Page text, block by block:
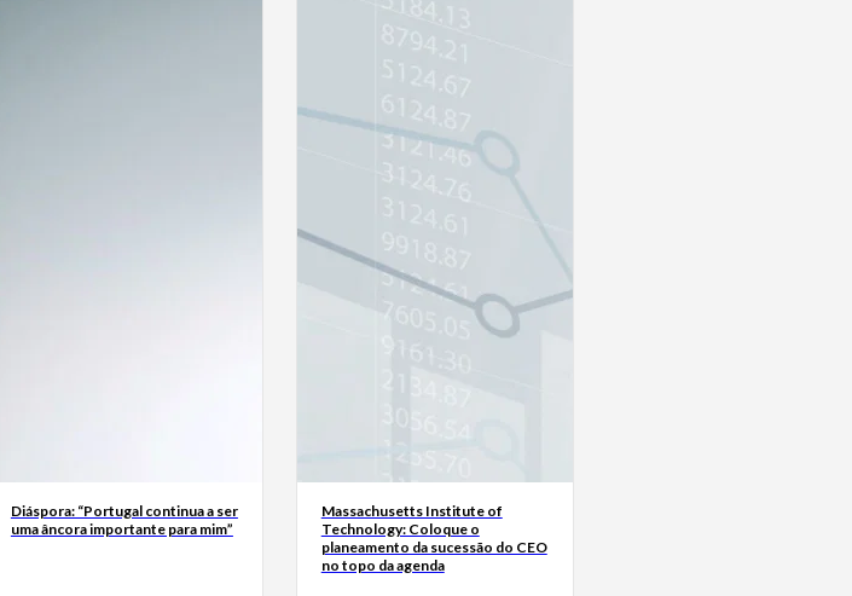
Diáspora: “Portugal continua a ser
uma âncora importante para mim”
Massachusetts Institute of
Technology: Coloque o
planeamento da sucessão do CEO
no topo da agenda